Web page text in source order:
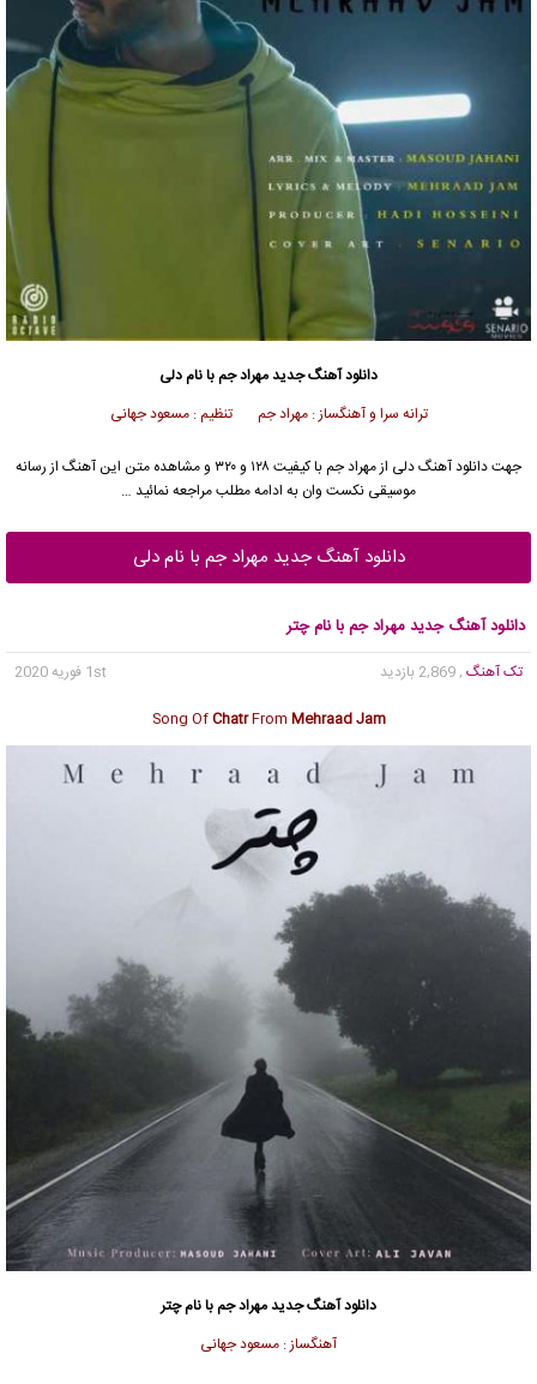
دانلود آهنگ جدیدمهراد جم با نام دلی
ترانه سرا و آهنگساز : مهراد جم تنظیم : مسعود جهانی
جهت دانلود آهنگ دلی از مهراد جم با کیفیت ۱۲۸ و ۳۲۰ و مشاهده متن این آهنگ از رسانه
موسیقی نکست وان به ادامه مطلب مراجعه نمائید …
دانلود آهنگ جدید مهراد جم با نام دلی
دانلود آهنگ جدید مهراد جم با نام چتر
تک آهنگ , 2,869 بازدید
1st فوریه 2020
Song OfChatrFrom Mehraad Jam
دانلود آهنگ جدیدمهراد جم با نام چتر
آهنگساز : مسعود جهانی